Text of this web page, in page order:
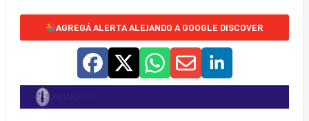
AGREGÁ ALERTA ALEJANDO A GOOGLE DISCOVER